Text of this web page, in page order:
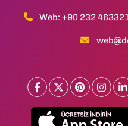
Web: +90 232